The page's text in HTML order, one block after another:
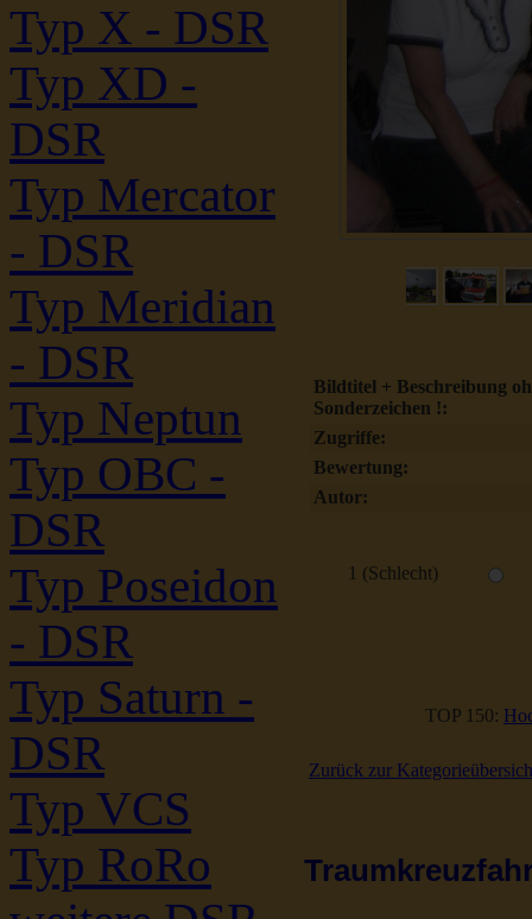
Typ X - DSR
Typ XD -
DSR
Typ Mercator
- DSR
Typ Meridian
- DSR
Typ Neptun
Typ OBC -
DSR
Typ Poseidon
- DSR
Typ Saturn -
DSR
Typ VCS
Typ RoRo
Bildtitel + Beschreibung
Sonderzeichen !:
Zugriffe:
Bewertung:
Autor:
1 (Schlecht)
TOP 150:
Zurück zur